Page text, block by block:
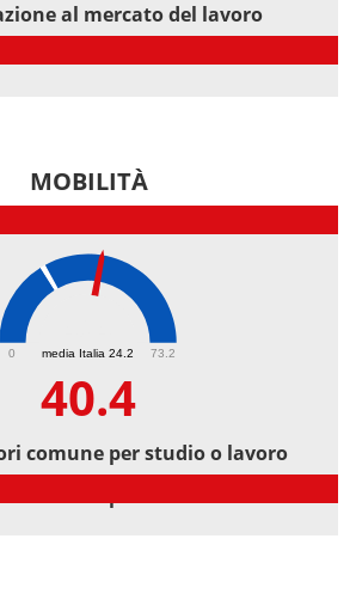
al mercato del lavoro
MOBILITÀ
media Italia 24.2
0 73.2
40.4
comune per studio o lavoro